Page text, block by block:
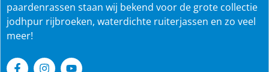
paardenrassen staan wij bekend voor de grote collectie
jodhpur rijbroeken, waterdichte ruiterjassen en zo veel
meer!